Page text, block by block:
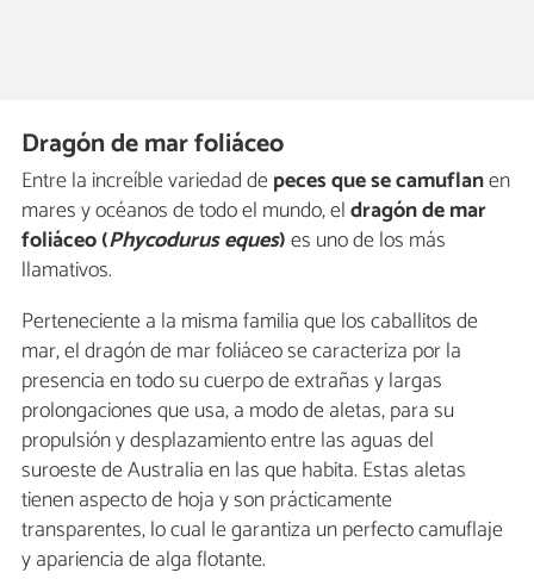
Dragón de mar foliáceo
Entre la increíble variedad depeces que se camuflanen
mares y océanos de todo el mundo, eldragón de mar
foliáceo (Phycodurus eques)es uno de los más
llamativos.
Perteneciente a la misma familia que los caballitos de
mar, el dragón de mar foliáceo se caracteriza por la
presencia en todo su cuerpo de extrañas y largas
prolongaciones que usa, a modo de aletas, para su
propulsión y desplazamiento entre las aguas del
suroeste de Australia en las que habita. Estas aletas
tienen aspecto de hoja y son prácticamente
transparentes, lo cual le garantiza un perfecto camuflaje
y apariencia de alga flotante.